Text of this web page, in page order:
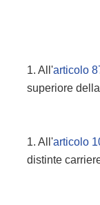
1. All'articolo
superiore
1. All'articolo
distinte